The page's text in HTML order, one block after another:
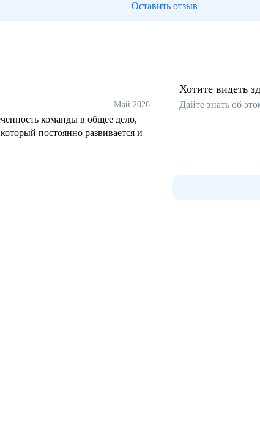
Оставить отзыв
Май 2026
команды в общее дело,
постоянно развивается и
Хотите видеть
Дайте знать об